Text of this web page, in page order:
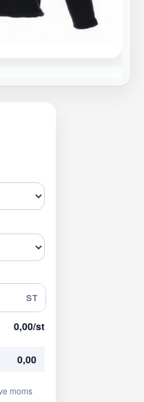
ST
0,00/st
0,00
moms